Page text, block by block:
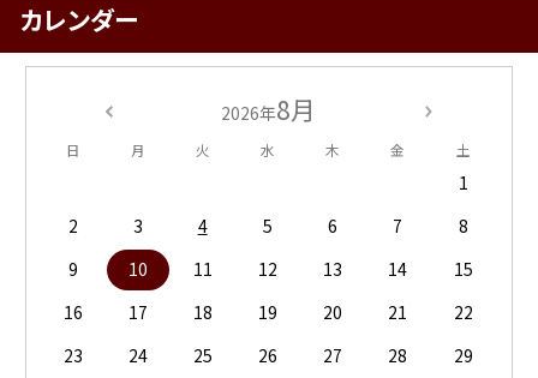
カレンダー
2026年8月
日 月 火 水 木 金 土
1
2
3 4 5 6 7
8
9
10 11 12 13 14
15
16
17 18 19 20 21
22
23
24 25 26 27 28
29